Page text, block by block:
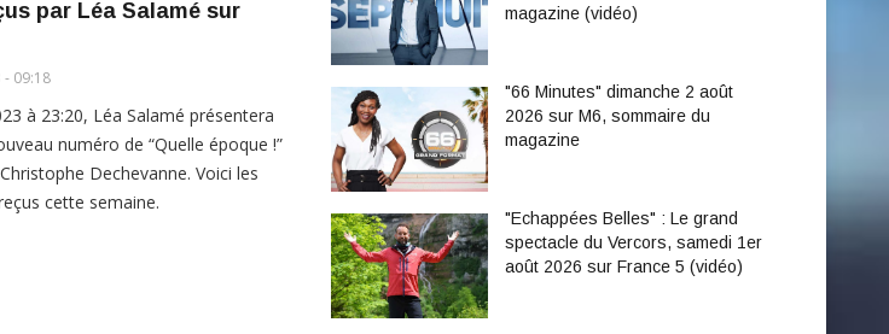
par Léa Salamé sur
09:18
à 23:20, Léa Salamé présentera
numéro de “Quelle époque !”
Dechevanne. Voici les
cette semaine.
magazine (vidéo)
"66 Minutes" dimanche 2 août
2026 sur M6, sommaire du
magazine
"Echappées Belles" : Le grand
spectacle du Vercors, samedi 1er
août 2026 sur France 5 (vidéo)